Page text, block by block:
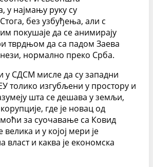
у најмању руку су
без узбуђења, али с
покушаје да се анимирају
тврдњом да са падом Заева
нормално преко Срба.
у СДСМ мисле да су западни
толико изгубљени у простору и
шта се дешава у земљи,
где је новац од
за суочавање са Ковид
и у којој мери је
власт и каква је економска